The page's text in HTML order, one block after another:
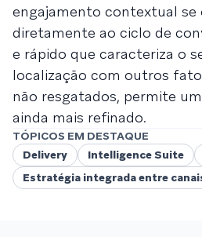
engajamento contextual se
diretamente ao ciclo de
e rápido que caracteriza o
localização com outros
não resgatados, permite
ainda mais refinado.
TÓPICOS EM DESTAQUE
Delivery
Intelligence Suite
Estratégia integrada entre